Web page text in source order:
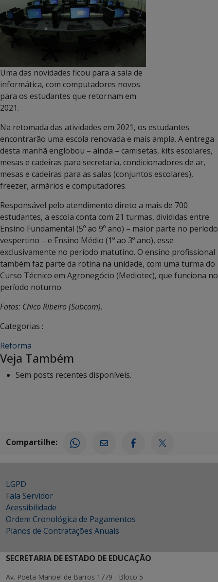
Uma das novidades ficou para a sala de
informática, com computadores novos
para os estudantes que retornam em
2021.
Na retomada das atividades em 2021, os estudantes
encontrarão uma escola renovada e mais ampla. A entrega
desta manhã englobou – ainda – camisetas, kits escolares,
mesas e cadeiras para secretaria, condicionadores de ar,
mesas e cadeiras para as salas (conjuntos escolares),
freezer, armários e computadores.
Responsável pelo atendimento direto a mais de 700
estudantes, a escola conta com 21 turmas, divididas entre
Ensino Fundamental (5º ao 9º ano) – maior parte no período
vespertino – e Ensino Médio (1º ao 3º ano), esse
exclusivamente no período matutino. O ensino profissional
também faz parte da rotina na unidade, com uma turma do
Curso Técnico em Agronegócio (Mediotec), que funciona no
período noturno.
Fotos: Chico Ribeiro (Subcom).
Categorias :
Reforma
Veja Também
Sem posts recentes disponíveis.
Compartilhe:
LGPD
Fala Servidor
Acessibilidade
Ordem Cronológica de Pagamentos
Planos de Contratações Anuais
SECRETARIA DE ESTADO DE EDUCAÇÃO
Av. Poeta Manoel de Barros 1779 - Bloco 5